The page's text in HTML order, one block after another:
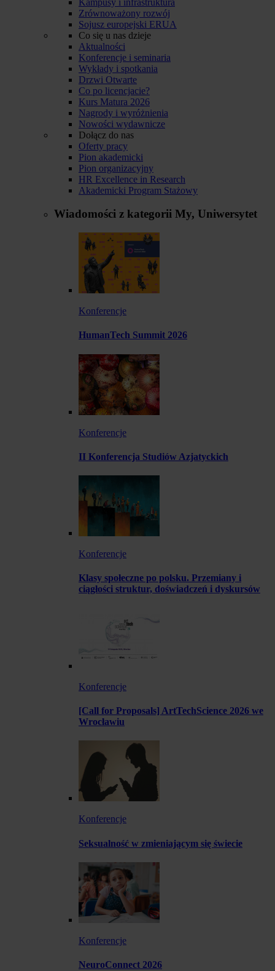
Zrównoważony rozwój
Sojusz europejski ERUA
Co się u nas dzieje
Aktualności
Konferencje i seminaria
Wykłady i spotkania
Drzwi Otwarte
Co po licencjacie?
Kurs Matura 2026
Nagrody i wyróżnienia
Nowości wydawnicze
Dołącz do nas
Oferty pracy
Pion akademicki
Pion organizacyjny
HR Excellence in Research
Akademicki Program Stażowy
Wiadomości z kategorii My, Uniwersytet
Konferencje
HumanTech Summit 2026
Konferencje
II Konferencja Studiów Azjatyckich
Konferencje
Klasy społeczne po polsku. Przemiany i
ciągłości struktur, doświadczeń i dyskursów
Konferencje
[Call for Proposals] ArtTechScience 2026 we
Wrocławiu
Konferencje
Seksualność w zmieniającym się świecie
Konferencje
NeuroConnect 2026